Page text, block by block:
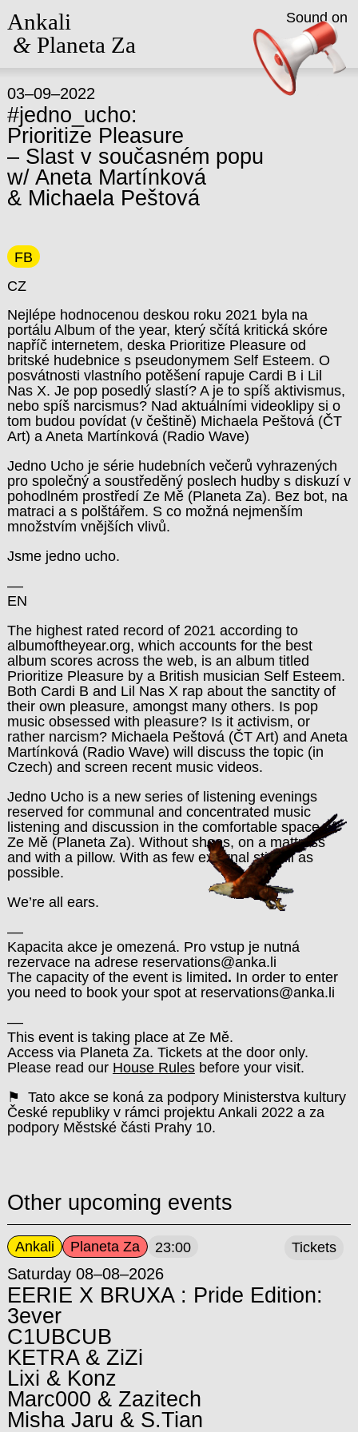
Ankali
&Planeta Za
03–09–2022
#jedno_ucho:
Prioritize Pleasure
– Slast v současném popu
w/ Aneta Martínková
& Michaela Peštová
FB
CZ
Nejlépe hodnocenou deskou roku 2021 byla na
portálu Album of the year, který sčítá kritická skóre
napříč internetem, deska Prioritize Pleasure od
britské hudebnice s pseudonymem Self Esteem. O
posvátnosti vlastního potěšení rapuje Cardi B i Lil
Nas X. Je pop posedlý slastí? A je to spíš aktivismus,
nebo spíš narcismus? Nad aktuálními videoklipy si o
tom budou povídat (v češtině) Michaela Peštová (ČT
Art) a Aneta Martínková (Radio Wave)
Jedno Ucho je série hudebních večerů vyhrazených
pro společný a soustředěný poslech hudby s diskuzí v
pohodlném prostředí Ze Mě (Planeta Za). Bez bot, na
matraci a s polštářem. S co možná nejmenším
množstvím vnějších vlivů.
Jsme jedno ucho.
––
EN
The highest rated record of 2021 according to
albumoftheyear.org, which accounts for the best
album scores across the web, is an album titled
Prioritize Pleasure by a British musician Self Esteem.
Both Cardi B and Lil Nas X rap about the sanctity of
their own pleasure, amongst many others. Is pop
music obsessed with pleasure? Is it activism, or
rather narcism? Michaela Peštová (ČT Art) and Aneta
Martínková (Radio Wave) will discuss the topic (in
Czech) and screen recent music videos.
Jedno Ucho is a new series of listening evenings
reserved for communal and concentrated music
listening and discussion in the comfortable space of
Ze Mě (Planeta Za). Without shoes, on a mattress
and with a pillow. With as few external stimuli as
possible.
We’re all ears.
––
Kapacita akce je omezená. Pro vstup je nutná
rezervace na adrese reservations@anka.li
The capacity of the event is limited. In order to enter
you need to book your spot at reservations@anka.li
––
This event is taking place at Ze Mě.
Access via Planeta Za. Tickets at the door only.
Please read our House Rulesbefore your visit.
⚑ Tato akce se koná za podpory Ministerstva kultury
České republiky v rámci projektu Ankali 2022 a za
podpory Městské části Prahy 10.
Other upcoming events
Ankali Planeta Za 23:00
Saturday 08–08–2026
EERIE X BRUXA : Pride Edition:
3ever
C1UBCUB
KETRA & ZiZi
Lixi & Konz
Marc000 & Zazitech
Misha Jaru & S.Tian
Tickets
Sound on